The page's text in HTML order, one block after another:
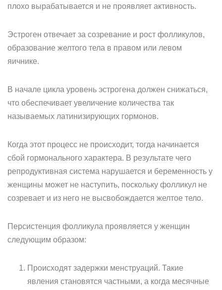
плохо вырабатывается и не проявляет активность.
Эстроген отвечает за созревание и рост фолликулов,
образование желтого тела в правом или левом
яичнике.
В начале цикла уровень эстрогена должен снижаться,
что обеспечивает увеличение количества так
называемых латинизирующих гормонов.
Когда этот процесс не происходит, тогда начинается
сбой гормонального характера. В результате чего
репродуктивная система нарушается и беременность у
женщины может не наступить, поскольку фолликул не
созревает и из него не высвобождается желтое тело.
Персистенция фолликула проявляется у женщин
следующим образом:
Происходят задержки менструаций. Такие
явления становятся частными, а когда месячные